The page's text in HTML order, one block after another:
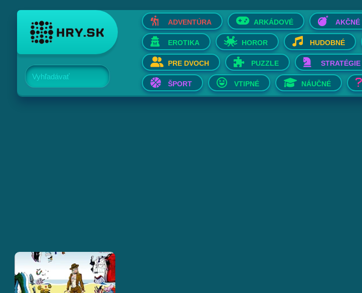
Vyhľadávať
ADVENTÚRA ARKÁDOVÉ AKČNÉ
EROTIKA HOROR HUDOBNÉ
PRE DVOCH PUZZLE STRATÉGIE
ŠPORT VTIPNÉ NÁUČNÉ